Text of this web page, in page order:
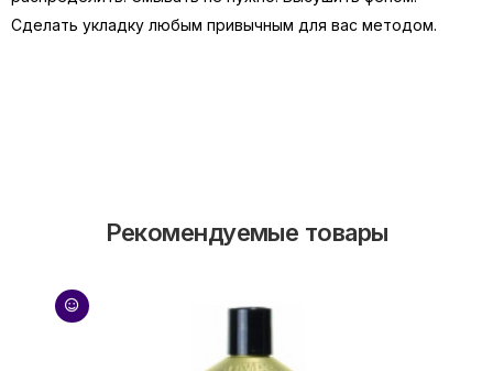
Сделать укладку любым привычным для вас методом.
Рекомендуемые товары